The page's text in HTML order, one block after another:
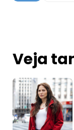
Veja